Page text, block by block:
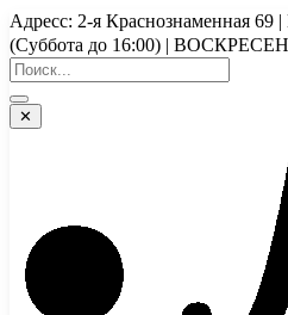
Перейти
к
содержимому
Адресс: 2-я Краснознаменная 69
(Суббота до 16:00) |
✕